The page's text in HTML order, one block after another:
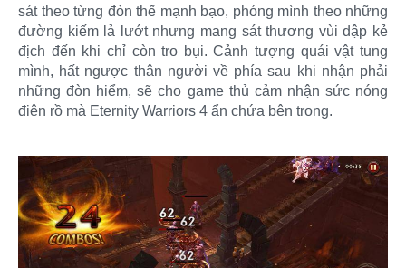
sát theo từng đòn thế mạnh bạo, phóng mình theo những
đường kiếm lả lướt nhưng mang sát thương vùi dập kẻ
địch đến khi chỉ còn tro bụi. Cảnh tượng quái vật tung
mình, hất ngược thân người về phía sau khi nhận phải
những đòn hiểm, sẽ cho game thủ cảm nhận sức nóng
điên rồ mà Eternity Warriors 4 ẩn chứa bên trong.